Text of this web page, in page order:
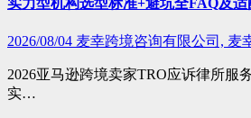
实力型机构选型标准+避坑全FAQ及
2026/08/04 麦幸跨境咨询有限公司, 麦
2026亚马逊跨境卖家TRO应诉律所服
实…